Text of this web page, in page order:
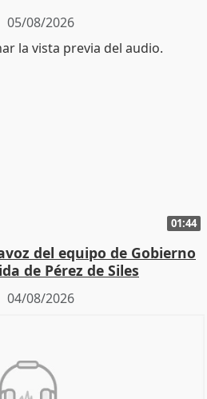
05/08/2026
01:44
del equipo de Gobierno
de Pérez de Siles
04/08/2026